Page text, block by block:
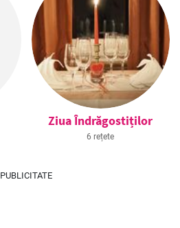
Ziua Îndrăgostiților
6 rețete
PUBLICITATE